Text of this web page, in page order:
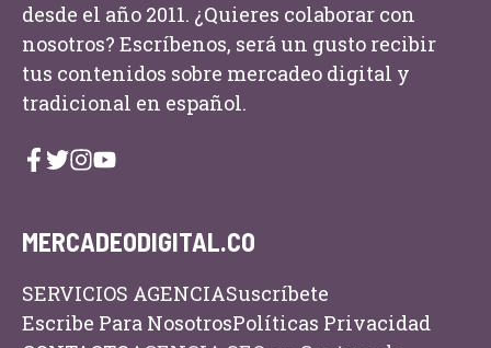
desde el año 2011. ¿Quieres colaborar con
nosotros? Escríbenos, será un gusto recibir
tus contenidos sobre mercadeo digital y
tradicional en español.
MERCADEODIGITAL.CO
SERVICIOS AGENCIASuscríbete
Escribe Para NosotrosPolíticas Privacidad